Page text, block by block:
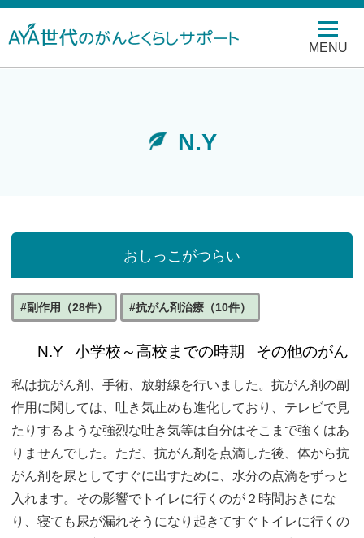
MENU
N.Y
​おしっこがつらい
#副作用（28件） #抗がん剤治療（10件）
N.Y 小学校～高校までの時期 その他のがん
私は抗がん剤、手術、放射線を行いました。抗がん剤の副
作用に関しては、吐き気止めも進化しており、テレビで見
たりするような強烈な吐き気等は自分はそこまで強くはあ
りませんでした。ただ、抗がん剤を点滴した後、体から抗
がん剤を尿としてすぐに出すために、水分の点滴をずっと
入れます。その影響でトイレに行くのが２時間おきにな
り、寝ても尿が漏れそうになり起きてすぐトイレに行くの